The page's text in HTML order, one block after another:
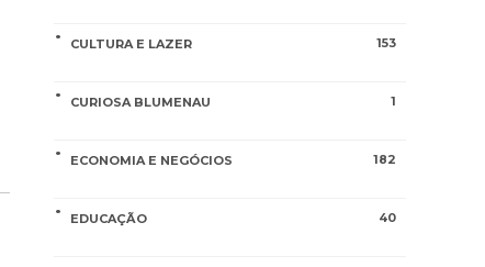
CULTURA E LAZER 153
CURIOSA BLUMENAU 1
ECONOMIA E NEGÓCIOS 182
EDUCAÇÃO 40